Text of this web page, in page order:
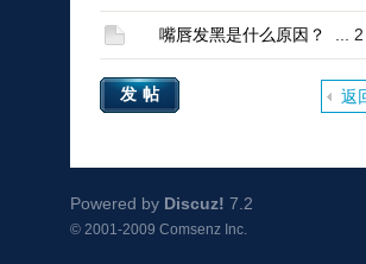
嘴唇发黑是什么原因？ 2
返
发帖
Powered by Discuz! 7.2
© 2001-2009 Comsenz Inc.